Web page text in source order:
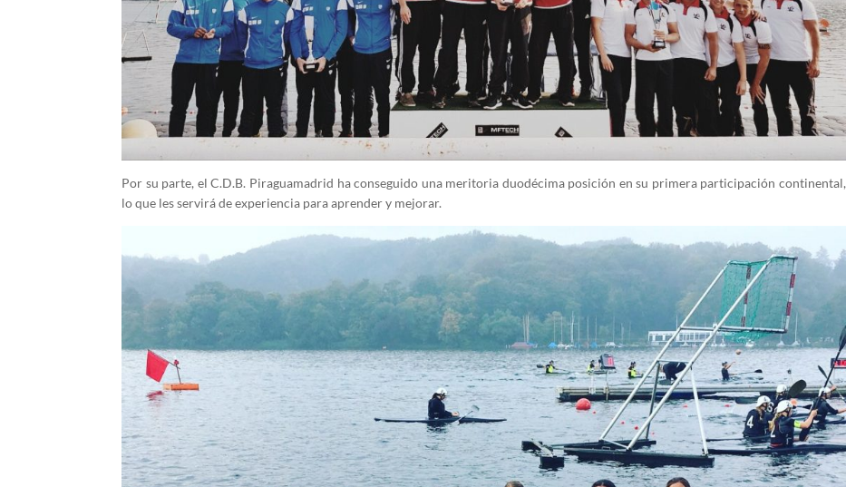
Por su parte, el C.D.B. Piraguamadrid ha conseguido una meritoria duodécima posición en su primera participación continental,
lo que les servirá de experiencia para aprender y mejorar.